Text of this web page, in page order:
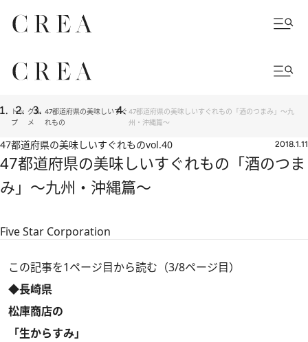
トッ
プ
グル
メ
47都道府県の美味しいすぐ
れもの
47都道府県の美味しいすぐれもの「酒のつまみ」～九
州・沖縄篇～
47都道府県の美味しいすぐれものvol.40 2018.1.11
47都道府県の美味しいすぐれもの「酒のつま
み」～九州・沖縄篇～
Five Star Corporation
この記事を1ページ目から読む（3/8ページ目）
◆長崎県
松庫商店の
「生からすみ」